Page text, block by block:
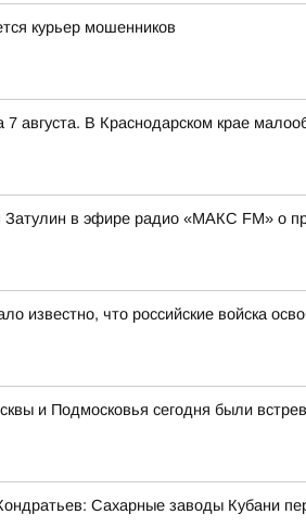
курьер мошенников
7 августа. В Краснодарском крае
Затулин в эфире радио «МАКС FM» о
известно, что российские войска
и Подмосковья сегодня были
Сахарные заводы Кубани